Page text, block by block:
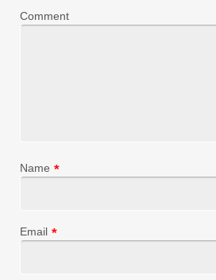
Comment
Name *
Email *